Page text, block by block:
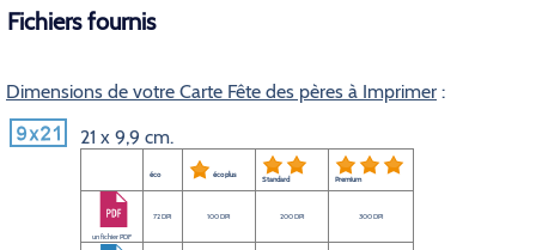
Fichiers fournis
Dimensions de votre Carte Fête des pères à Imprimer :
21 x 9,9 cm.
éco éco plus Standard Premium
un fichier PDF
72 DPI 100 DPI 200 DPI 300 DPI